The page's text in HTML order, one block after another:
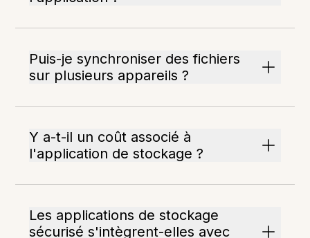
Puis-je synchroniser des fichiers
sur plusieurs appareils ?
Y a-t-il un coût associé à
l'application de stockage ?
Les applications de stockage
sécurisé s'intègrent-elles avec